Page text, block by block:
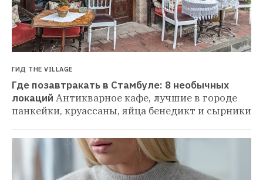
ГИД THE VILLAGE
Где позавтракать в Стамбуле: 8 необычных
локаций Антикварное кафе, лучшие в городе
панкейки, круассаны, яйца бенедикт и сырники